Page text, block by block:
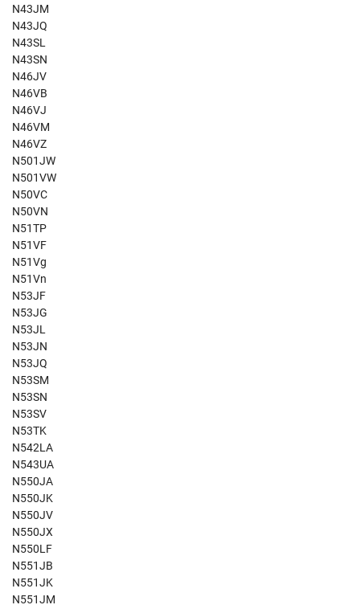
N43JM
N43JQ
N43SL
N43SN
N46JV
N46VB
N46VJ
N46VM
N46VZ
N501JW
N501VW
N50VC
N50VN
N51TP
N51VF
N51Vg
N51Vn
N53JF
N53JG
N53JL
N53JN
N53JQ
N53SM
N53SN
N53SV
N53TK
N542LA
N543UA
N550JA
N550JK
N550JV
N550JX
N550LF
N551JB
N551JK
N551JM